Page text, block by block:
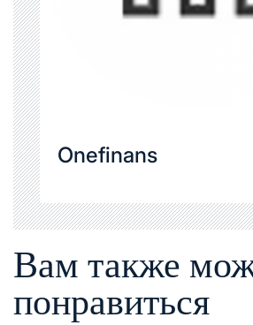
Onefinans
Вам также
понравиться